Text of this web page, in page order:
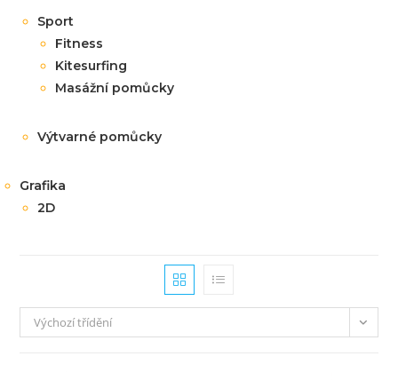
Sport
Fitness
Kitesurfing
Masážní pomůcky
Výtvarné pomůcky
Grafika
2D
Výchozí třídění